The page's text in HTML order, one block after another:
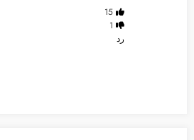
15
1
رد